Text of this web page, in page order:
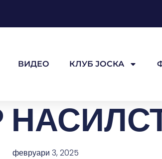
ВИДЕО КЛУБ ЈОСКА
февруари 3, 2025